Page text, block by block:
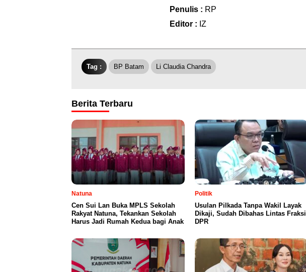
Penulis : RP
Editor : IZ
Tag : BP Batam Li Claudia Chandra
Berita Terbaru
Natuna
Cen Sui Lan Buka MPLS Sekolah
Rakyat Natuna, Tekankan Sekolah
Harus Jadi Rumah Kedua bagi Anak
Politik
Usulan Pilkada Tanpa Wakil Layak
Dikaji, Sudah Dibahas Lintas Fraksi
DPR